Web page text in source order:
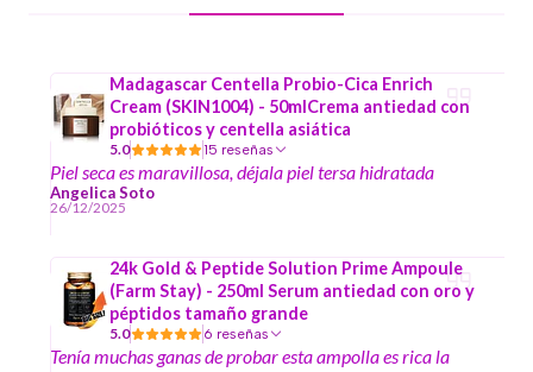
Madagascar Centella Probio-Cica Enrich
Cream (SKIN1004) - 50mlCrema antiedad con
probióticos y centella asiática
5.0 15 reseñas
Piel seca es maravillosa, déjala piel tersa hidratada
Angelica Soto
26/12/2025
24k Gold & Peptide Solution Prime Ampoule
(Farm Stay) - 250ml Serum antiedad con oro y
péptidos tamaño grande
5.0 6 reseñas
Tenía muchas ganas de probar esta ampolla es rica la